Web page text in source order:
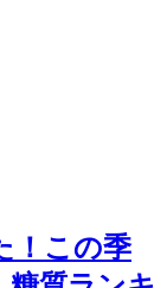
！この季